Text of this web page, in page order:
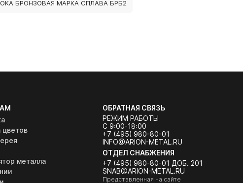
БРОНЗОВАЯ МАРКА СПЛАВА БРБ2
цветов
металла
ОБРАТНАЯ СВЯЗЬ
РЕЖИМ РАБОТЫ
С 9:00-18:00
+7 (495) 980-80-01
INFO@ARION-METAL.RU
ОТДЕЛ СНАБЖЕНИЯ
+7 (495) 980-80-01 ДОБ. 201
SNAB@ARION-METAL.RU
Представленная на сайте